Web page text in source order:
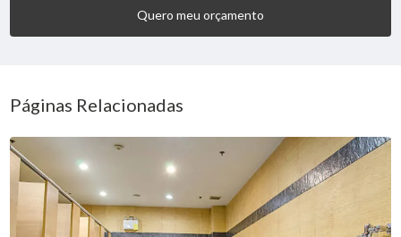
Quero meu orçamento
Páginas Relacionadas